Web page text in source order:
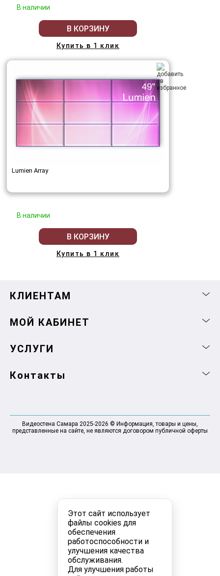
Этот сайт использует
файлы cookies для
обеспечения
работоспособности и
улучшения качества
обслуживания.
Для улучшения работы
В наличии
В КОРЗИНУ
Купить в 1 клик
Lumien Array
В наличии
В КОРЗИНУ
Купить в 1 клик
КЛИЕНТАМ
МОЙ КАБИНЕТ
УСЛУГИ
Контакты
Видеостена Самара 2025-2026 © Информация, товары и цены,
представленные на сайте, не являются договором публичной оферты